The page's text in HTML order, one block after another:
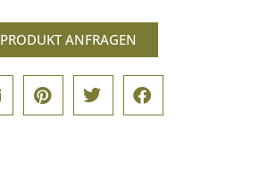
PRODUKT ANFRAGEN